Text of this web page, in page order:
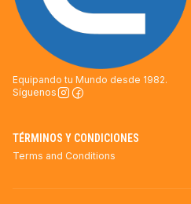
Equipando tu Mundo desde 1982.
Síguenos
TÉRMINOS Y CONDICIONES
Terms and Conditions